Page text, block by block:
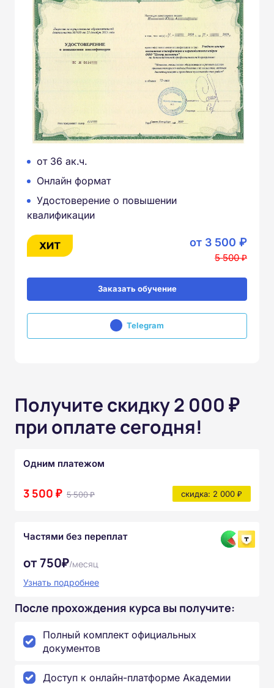
от 36 ак.ч.
Онлайн формат
Удостоверение о повышении
квалификации
от 3 500 ₽
5 500 ₽
Заказать обучение
Telegram
Получите скидку 2 000 ₽
при оплате сегодня!
Одним платежом
3 500 ₽ 5 500 ₽ скидка: 2 000 ₽
Частями без переплат
от 750₽/месяц
Узнать подробнее
После прохождения курса вы получите:
Полный комплект официальных
документов
Доступ к онлайн-платформе Академии